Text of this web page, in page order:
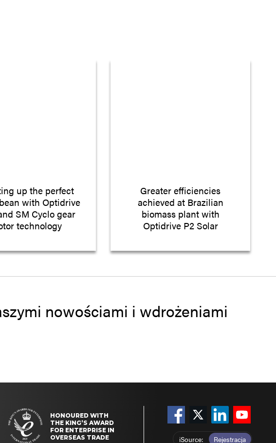
up the perfect
with Optidrive
SM Cyclo gear
technology
Greater efficiencies
achieved at Brazilian
biomass plant with
Optidrive P2 Solar
nowościami i wdrożeniami
HONOURED WITH
THE KING’S AWARD
FOR ENTERPRISE IN
OVERSEAS TRADE
iSource Rejestracja